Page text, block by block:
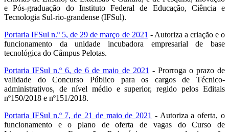
e Pós-graduação do Instituto Federal de Educação, Ciência e
Tecnologia Sul-rio-grandense (IFSul).
Portaria IFSul n.º 5, de 29 de março de 2021 - Autoriza a criação e o
funcionamento da unidade incubadora empresarial de base
tecnológica do Câmpus Pelotas.
Portaria IFSul n.º 6, de 6 de maio de 2021 - Prorroga o prazo de
validade do Concurso Público para os cargos de Técnico-
administrativos, de nível médio e superior, regido pelos Editais
nº150/2018 e nº151/2018.
Portaria IFSul n.º 7, de 21 de maio de 2021 - Autoriza a oferta, o
funcionamento e o plano de oferta de vagas do Curso de